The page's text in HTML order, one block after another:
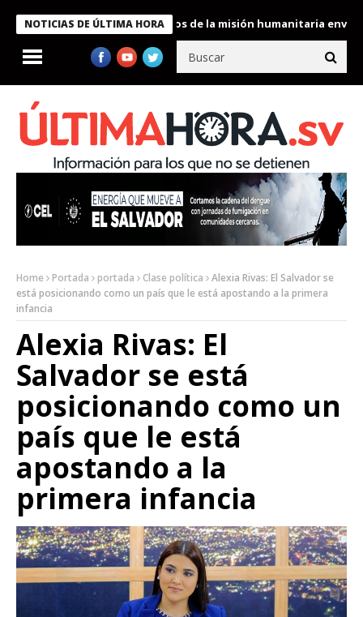
NOTICIAS DE ÚLTIMA HORA
condecora a miembros de la misión humanitaria enviada a
Home Portada portada Clase política
Alexia Rivas: El Salvador se
está posicionando como un país que le está apostando a la primera
infancia
Alexia Rivas: El
Salvador se está
posicionando como un
país que le está
apostando a la
primera infancia